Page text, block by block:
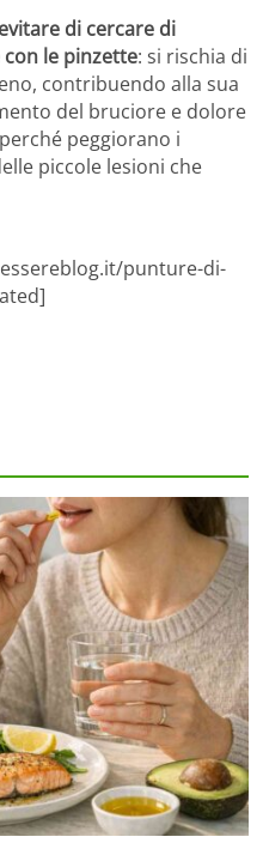
evitare di cercare di
le pinzette: si rischia di
contribuendo alla sua
del bruciore e dolore
peggiorano i
piccole lesioni che
punture-di-